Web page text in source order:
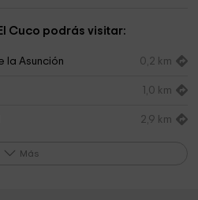
Cuco podrás visitar:
la Asunción 0,2 km
1,0 km
2,9 km
Más